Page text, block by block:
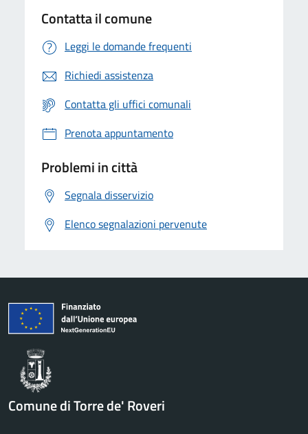
Contatta il comune
Leggi le domande frequenti
Richiedi assistenza
Contatta gli uffici comunali
Prenota appuntamento
Problemi in città
Segnala disservizio
Elenco segnalazioni pervenute
Comune di Torre de' Roveri